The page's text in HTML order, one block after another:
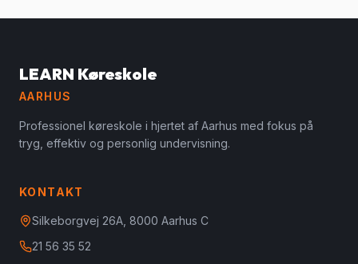
LEARN Køreskole
AARHUS
Professionel køreskole i hjertet af Aarhus med fokus på
tryg, effektiv og personlig undervisning.
KONTAKT
Silkeborgvej 26A, 8000 Aarhus C
21 56 35 52